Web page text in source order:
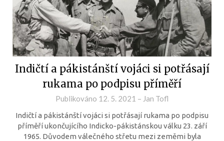
Indičtí a pákistánští vojáci si potřásají
rukama po podpisu příměří
Publikováno 12. 5. 2021 – Jan Tofl
Indičtí a pákistánští vojáci si potřásají rukama po podpisu
příměří ukončujícího Indicko-pákistánskou válku 23. září
1965. Důvodem válečného střetu mezi zeměmi byla